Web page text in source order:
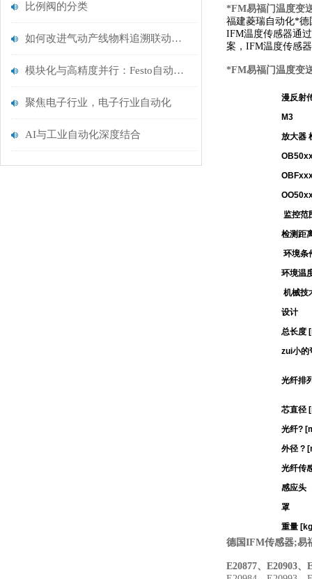
比例阀的分类
如何改进气动产线物料追溯联动系统
模块化与高精度并行：Festo自动化技术赋能电子行业转型
聚焦电子行业，电子行业自动化
AI与工业自动化深度结合
*FM易福门温度变
福建菱瑞自动化*
IFM温度传感器通
案，IFM温度传感
*FM易福门温度变
漫反射
M3
放大器
监控范
检测距
环境条
环境温
机械技
设计
总长度
zui小的
光纤排
芯直径
光纤?
外径 ?
光纤传
感应头
罩
重量
德国IFM传感器;易
E20877、E20903、